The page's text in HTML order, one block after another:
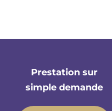
Prestation sur
simple demande